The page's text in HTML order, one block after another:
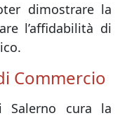
dimostrare la
l’affidabilità di
Commercio
Salerno cura la